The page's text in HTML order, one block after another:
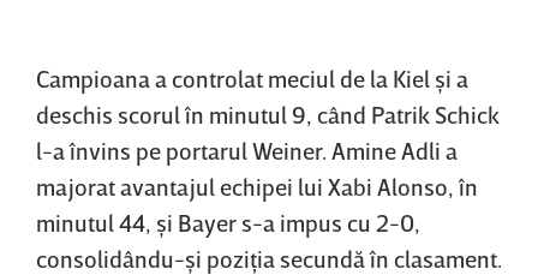
Campioana a controlat meciul de la Kiel şi a
deschis scorul în minutul 9, când Patrik Schick
l-a învins pe portarul Weiner. Amine Adli a
majorat avantajul echipei lui Xabi Alonso, în
minutul 44, şi Bayer s-a impus cu 2-0,
consolidându-şi poziţia secundă în clasament.